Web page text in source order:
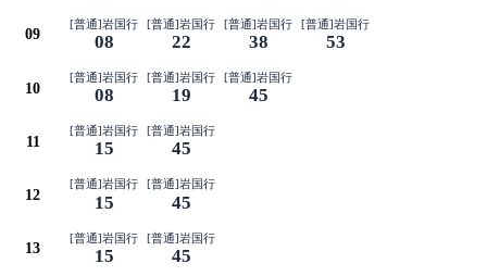
09
[普通]岩国行
08
[普通]岩国行
22
[普通]岩国行
38
[普通]岩国行
53
10
[普通]岩国行
08
[普通]岩国行
19
[普通]岩国行
45
11
[普通]岩国行
15
[普通]岩国行
45
12
[普通]岩国行
15
[普通]岩国行
45
13
[普通]岩国行
15
[普通]岩国行
45